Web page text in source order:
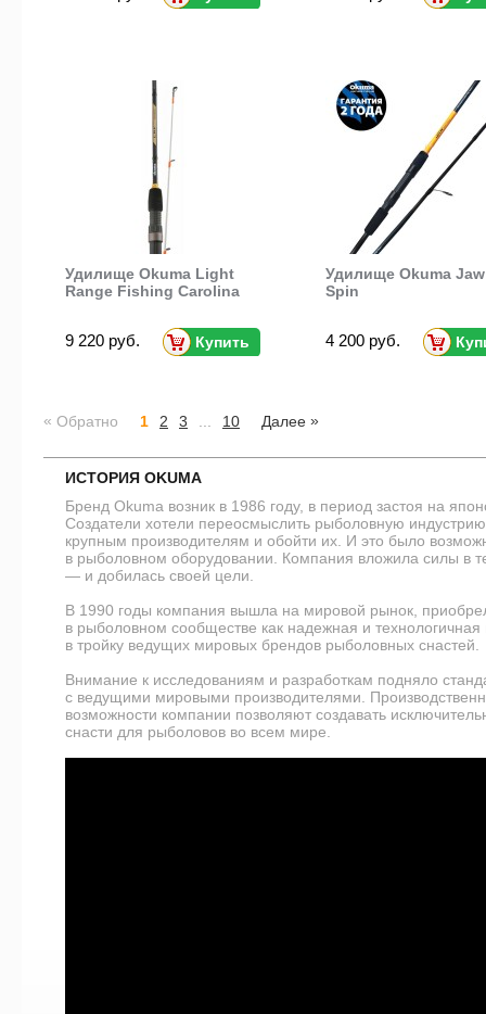
Удилище Okuma Light
Range Fishing Carolina
9 220 руб. Купить
Удилище Okuma Jaw
Spin
4 200 руб.
« Обратно 1 2 3 10 Далее »
ИСТОРИЯ OKUMA
Бренд Okuma возник в 1986 году, в период застоя на
Создатели хотели переосмыслить рыболовную
крупным производителям и обойти их. И это было
в рыболовном оборудовании. Компания вложила силы в
— и добилась своей цели.
В 1990 годы компания вышла на мировой рынок,
в рыболовном сообществе как надежная и
в тройку ведущих мировых брендов рыболовных снастей.
Внимание к исследованиям и разработкам подняло
с ведущими мировыми производителями.
возможности компании позволяют создавать
снасти для рыболовов во всем мире.